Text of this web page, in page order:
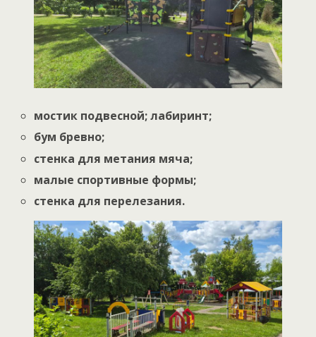
мостик подвесной; лабиринт;
бум бревно;
стенка для метания мяча;
малые спортивные формы;
стенка для перелезания.